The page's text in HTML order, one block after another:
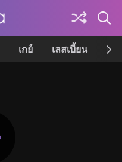
เกย์ เลสเบี้ยน เค